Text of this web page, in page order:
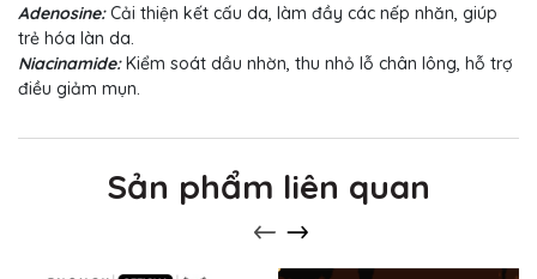
Adenosine:Cải thiện kết cấu da, làm đầy các nếp nhăn, giúp
trẻ hóa làn da.
Niacinamide:Kiểm soát dầu nhờn, thu nhỏ lỗ chân lông, hỗ trợ
điều giảm mụn.
Sản phẩm liên quan